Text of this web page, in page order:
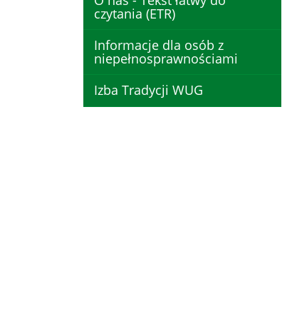
czytania (ETR)
Informacje dla osób z
niepełnosprawnościami
Izba Tradycji WUG